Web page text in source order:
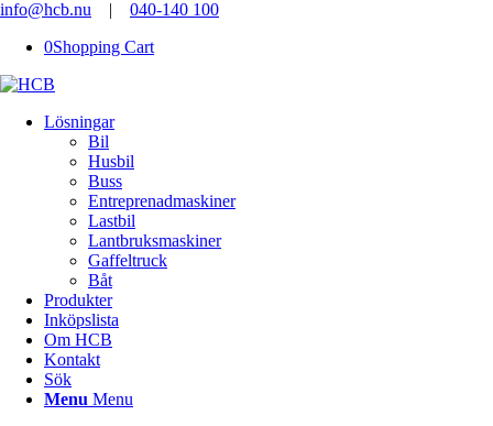
info@hcb.nu | 040-140 100
0Shopping Cart
Lösningar
Bil
Husbil
Buss
Entreprenadmaskiner
Lastbil
Lantbruksmaskiner
Gaffeltruck
Båt
Produkter
Inköpslista
Om HCB
Kontakt
Sök
Menu Menu